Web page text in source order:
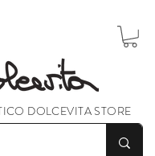
DOLCEVITA STORE